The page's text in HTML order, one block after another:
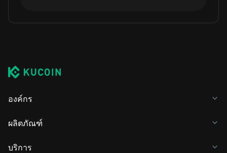
องค์กร
ผลิตภัณฑ์
บริการ